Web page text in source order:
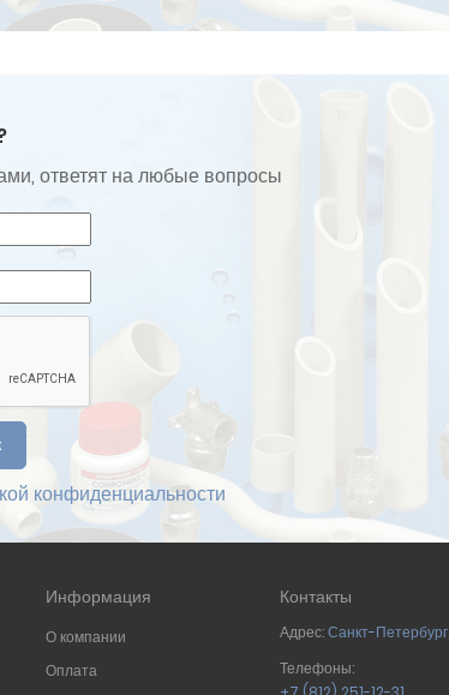
ответят на любые вопросы
конфиденциальности
Информация
О компании
Оплата
Контакты
Адрес:Санкт-Петербург,
Телефоны: